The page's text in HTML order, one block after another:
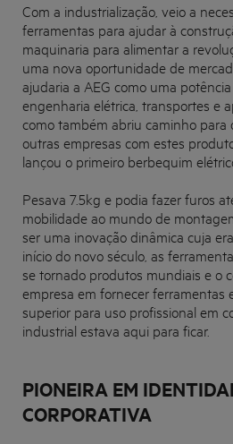
Com a industrialização, veio a
ferramentas para ajudar à
maquinaria para alimentar a
uma nova oportunidade de
ajudaria a AEG como uma
engenharia elétrica, transportes e
como também abriu caminho para
outras empresas com estes
lançou o primeiro berbequim
Pesava 7.5kg e podia fazer furos
mobilidade ao mundo de
ser uma inovação dinâmica cuja
início do novo século, as
se tornado produtos mundiais e o
empresa em fornecer ferramentas
superior para uso profissional em
industrial estava aqui para ficar.
PIONEIRA EM
CORPORATIVA